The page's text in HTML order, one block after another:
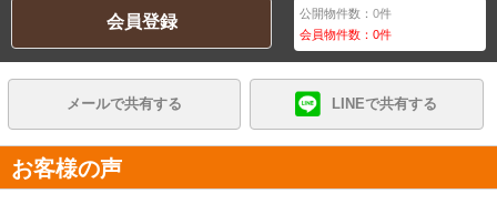
会員登録 公開物件数：0件
会員物件数：0件
メールで共有する LINEで共有する
お客様の声